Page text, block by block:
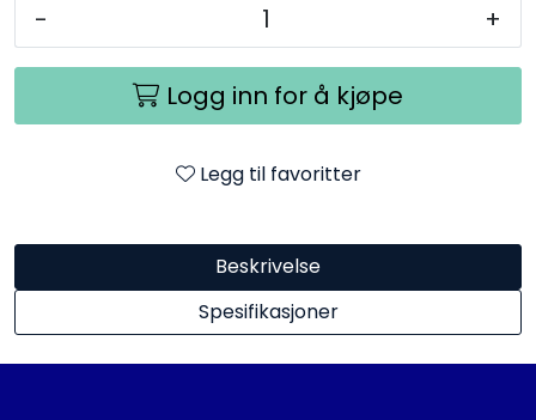
- +
Logg inn for å kjøpe
Legg til favoritter
Beskrivelse
Spesifikasjoner